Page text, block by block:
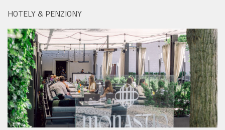
Hotel Mandarin Oriental na pražské Kampě:
Monastiq BBQ Brunch láká na grilované speciality i